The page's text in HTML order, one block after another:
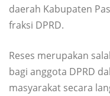
daerah Kabupaten
fraksi DPRD.
Reses merupakan
bagi anggota DPRD
masyarakat secara